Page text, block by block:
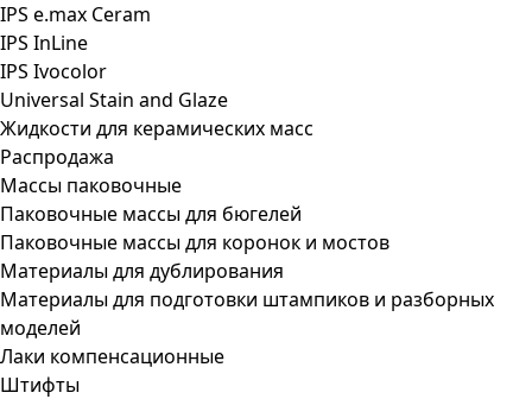
IPS e.max Ceram
IPS InLine
IPS Ivocolor
Universal Stain and Glaze
Жидкости для керамических масс
Распродажа
Массы паковочные
Паковочные массы для бюгелей
Паковочные массы для коронок и мостов
Материалы для дублирования
Материалы для подготовки штампиков и разборных
моделей
Лаки компенсационные
Штифты